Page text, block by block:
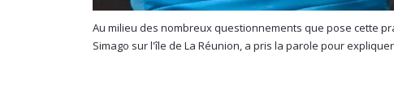
Au milieu des nombreux questionnements que pose cette
Simago sur l'île de La Réunion, a pris la parole pour